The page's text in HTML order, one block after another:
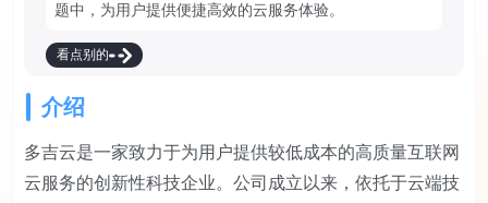
题中，为用户提供便捷高效的云服务体验。
看点别的
介绍
多吉云是一家致力于为用户提供较低成本的高质量互联网
云服务的创新性科技企业。公司成立以来，依托于云端技